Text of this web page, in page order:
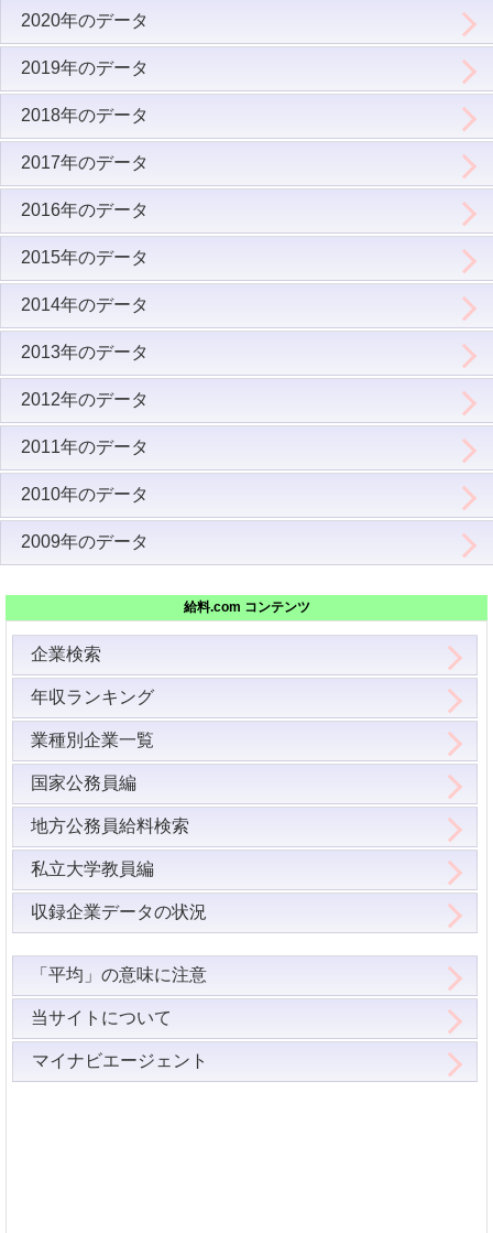
2020年のデータ
2019年のデータ
2018年のデータ
2017年のデータ
2016年のデータ
2015年のデータ
2014年のデータ
2013年のデータ
2012年のデータ
2011年のデータ
2010年のデータ
2009年のデータ
給料.com コンテンツ
企業検索
年収ランキング
業種別企業一覧
国家公務員編
地方公務員給料検索
私立大学教員編
収録企業データの状況
「平均」の意味に注意
当サイトについて
マイナビエージェント